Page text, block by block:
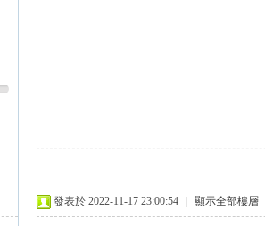
發表於 2022-11-17 23:00:54 顯示全部樓層